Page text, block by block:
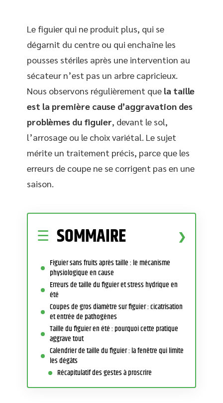
Le figuier qui ne produit plus, qui se
dégarnit du centre ou qui enchaîne les
pousses stériles après une intervention au
sécateur n’est pas un arbre capricieux.
Nous observons régulièrement que la taille
est la première cause d’aggravation des
problèmes du figuier, devant le sol,
l’arrosage ou le choix variétal. Le sujet
mérite un traitement précis, parce que les
erreurs de coupe ne se corrigent pas en une
saison.
SOMMAIRE
Figuier sans fruits après taille : le mécanisme
physiologique en cause
Erreurs de taille du figuier et stress hydrique en
été
Coupes de gros diamètre sur figuier : cicatrisation
et entrée de pathogènes
Taille du figuier en été : pourquoi cette pratique
aggrave tout
Calendrier de taille du figuier : la fenêtre qui limite
les dégâts
Récapitulatif des gestes à proscrire